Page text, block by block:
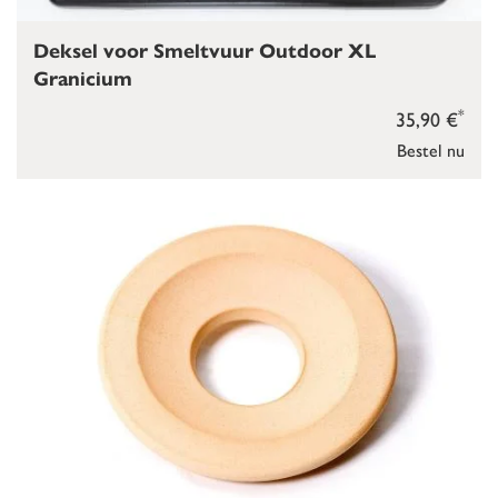
Bestel nu
35,90 €*
Deksel voor Smeltvuur Outdoor XL
Granicium